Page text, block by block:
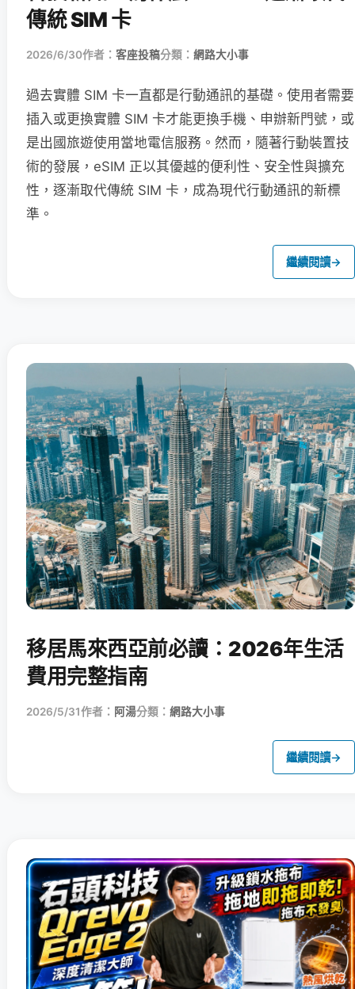
傳統 SIM 卡
2026/6/30作者： 客座投稿分類： 網路大小事
過去實體 SIM 卡一直都是行動通訊的基礎。使用者需要
插入或更換實體 SIM 卡才能更換手機、申辦新門號，或
是出國旅遊使用當地電信服務。然而，隨著行動裝置技
術的發展，eSIM 正以其優越的便利性、安全性與擴充
性，逐漸取代傳統 SIM 卡，成為現代行動通訊的新標
準。
繼續閱讀→
移居馬來西亞前必讀：2026年生活
費用完整指南
2026/5/31作者： 阿湯分類： 網路大小事
繼續閱讀→